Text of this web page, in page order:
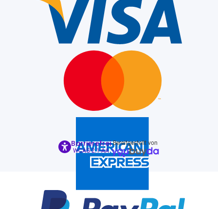
Barrierefrei
WCAG-2.1-AA
Bereitgestellt von